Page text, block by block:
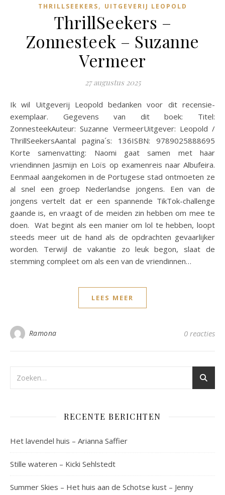
THRILLSEEKERS, UITGEVERIJ LEOPOLD
ThrillSeekers –
Zonnesteek – Suzanne
Vermeer
27 augustus 2025
Ik wil Uitgeverij Leopold bedanken voor dit recensie-
exemplaar. Gegevens van dit boek: Titel:
ZonnesteekAuteur: Suzanne VermeerUitgever: Leopold /
ThrillSeekersAantal pagina´s: 136ISBN: 9789025888695
Korte samenvatting: Naomi gaat samen met haar
vriendinnen Jasmijn en Loïs op examenreis naar Albufeira.
Eenmaal aangekomen in de Portugese stad ontmoeten ze
al snel een groep Nederlandse jongens. Een van de
jongens vertelt dat er een spannende TikTok-challenge
gaande is, en vraagt of de meiden zin hebben om mee te
doen. Wat begint als een manier om lol te hebben, loopt
steeds meer uit de hand als de opdrachten gevaarlijker
worden. Terwijl de vakantie zo leuk begon, slaat de
stemming compleet om als een van de vriendinnen…
LEES MEER
Ramona 0 reacties
RECENTE BERICHTEN
Het lavendel huis – Arianna Saffier
Stille wateren – Kicki Sehlstedt
Summer Skies – Het huis aan de Schotse kust – Jenny